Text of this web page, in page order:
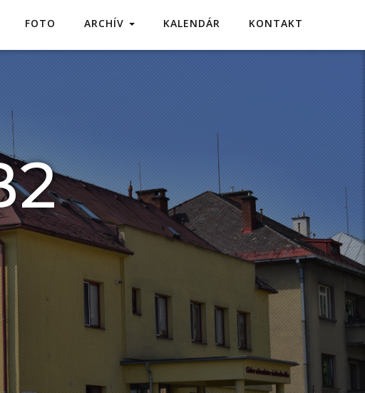
FOTO ARCHÍV KALENDÁR KONTAKT